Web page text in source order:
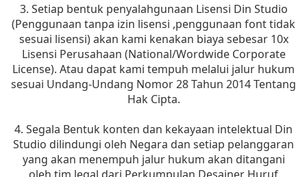
3. Setiap bentuk penyalahgunaan Lisensi Din Studio
(Penggunaan tanpa izin lisensi ,penggunaan font tidak
sesuai lisensi) akan kami kenakan biaya sebesar 10x
Lisensi Perusahaan (National/Wordwide Corporate
License). Atau dapat kami tempuh melalui jalur hukum
sesuai Undang-Undang Nomor 28 Tahun 2014 Tentang
Hak Cipta.
4. Segala Bentuk konten dan kekayaan intelektual Din
Studio dilindungi oleh Negara dan setiap pelanggaran
yang akan menempuh jalur hukum akan ditangani